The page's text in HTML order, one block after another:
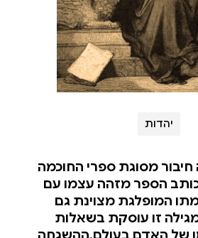
יהדות
מסוגת ספרי החוכמה
הספר מזהה עצמו עם
המופלגת מצוינת גם
זו עוסקת בשאלות